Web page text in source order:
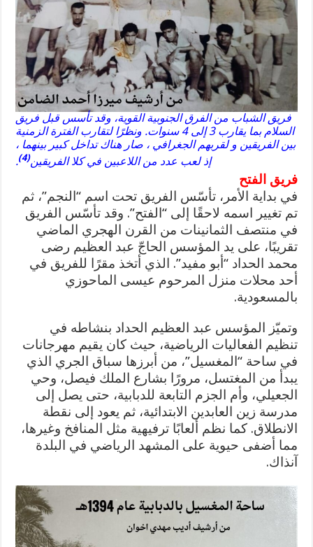
فريق الشباب من الفرق الجنوبية القوية، وقد تأسس قبل فريق
السلام بما يقارب 3 إلى 4 سنوات. ونظرًا لتقارب الفترة الزمنية
بين الفريقين و لقربهم الجغرافي ، صار هناك تداخل كبير بينهما ،
إذ لعب عدد من اللاعبين في كلا الفريقين(4)
.
فريق الفتح
في بداية الأمر، تأسّس الفريق تحت اسم “النجم”، ثم
تم تغيير اسمه لاحقًا إلى “الفتح”. وقد تأسّس الفريق
في منتصف الثمانينات من القرن الهجري الماضي
تقريبًا، على يد المؤسس الحاجّ عبد العظيم رضى
محمد الحداد “أبو مفيد”. الذي أتخذ مقرًا للفريق في
أحد محلات منزل المرحوم عيسى الماحوزي
بالمسعودية.
وتميّز المؤسس عبد العظيم الحداد بنشاطه في
تنظيم الفعاليات الرياضية، حيث كان يقيم مهرجانات
في ساحة “المغسيل”، من أبرزها سباق الجري الذي
يبدأ من المغتسل، مرورًا بشارع الملك فيصل، وحي
الجعيلي، وأم الجزم التابعة للدبابية، حتى يصل إلى
مدرسة زين العابدين الابتدائية، ثم يعود إلى نقطة
الانطلاق. كما نظم ألعابًا ترفيهية مثل المنافخ وغيرها،
مما أضفى حيوية على المشهد الرياضي في البلدة
آنذاك.